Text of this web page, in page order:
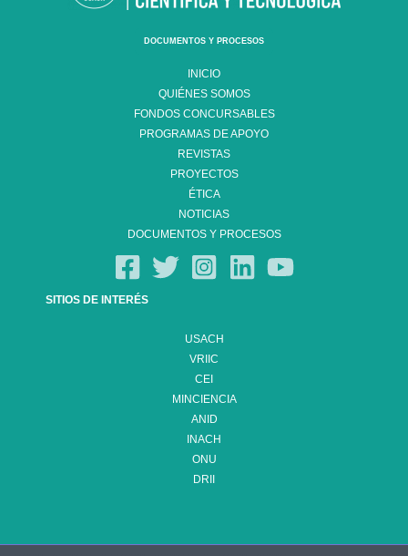
DOCUMENTOS Y PROCESOS
INICIO
QUIÉNES SOMOS
FONDOS CONCURSABLES
PROGRAMAS DE APOYO
REVISTAS
PROYECTOS
ÉTICA
NOTICIAS
DOCUMENTOS Y PROCESOS
SITIOS DE INTERÉS
USACH
VRIIC
CEI
MINCIENCIA
ANID
INACH
ONU
DRII